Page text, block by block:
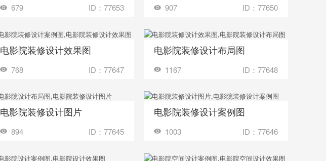
679 ID：77653 907 ID：77650
收藏 装修成这样要花多少钱？
电影院装修设计效果图
768 ID：77647
收藏 装修成这样要花多少钱？
电影院装修设计布局图
1167 ID：77648
收藏 装修成这样要花多少钱？
电影院装修设计图片
894 ID：77645
收藏 装修成这样要花多少钱？
电影院装修设计案例图
1003 ID：77646